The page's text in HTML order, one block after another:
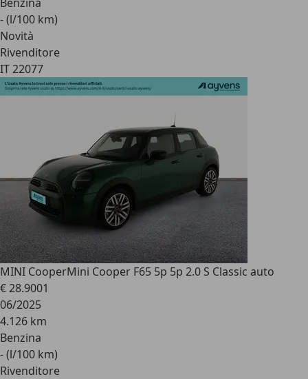
- (l/100 km)
Novità
Rivenditore
IT 22077
MINI CooperMini Cooper F65 5p 5p 2.0 S Classic auto
€ 28.9001
06/2025
4.126 km
Benzina
- (l/100 km)
Rivenditore